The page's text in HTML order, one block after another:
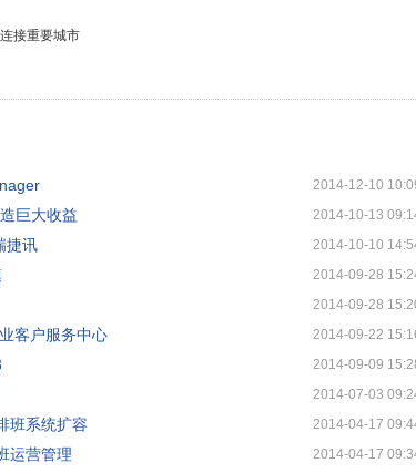
接重要城市
2014-12-10
巨大收益 2014-10-13
捷讯 2014-10-10
2014-09-28
2014-09-28
客户服务中心 2014-09-22
2014-09-09
2014-07-03
班系统扩容 2014-04-17
运营管理 2014-04-17